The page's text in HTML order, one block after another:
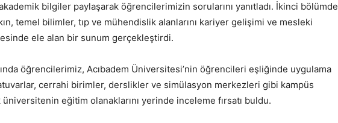
bilgiler paylaşarak öğrencilerimizin sorularını yanıtladı. İkinci bölümde
temel bilimler, tıp ve mühendislik alanlarını kariyer gelişimi ve mesleki
ele alan bir sunum gerçekleştirdi.
öğrencilerimiz, Acıbadem Üniversitesi’nin öğrencileri eşliğinde uygulama
cerrahi birimler, derslikler ve simülasyon merkezleri gibi kampüs
üniversitenin eğitim olanaklarını yerinde inceleme fırsatı buldu.